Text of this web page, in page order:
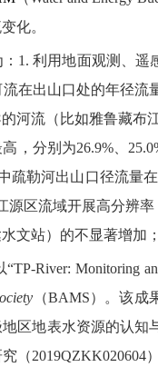
化。
1.利用地面观测、遥
在出山口处的年径流
河流（比如雅鲁藏布
，分别为26.9%
疏勒河出山口径流量在
源区流域开展高分辨率
文站）的不显著增加
“TP-River: Monitoring
（BAMS）。该成
区地表水资源的认知
（2019QZKK020604